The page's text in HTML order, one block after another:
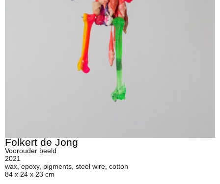
Folkert de Jong
Voorouder beeld
2021
wax, epoxy, pigments, steel wire, cotton
84 x 24 x 23 cm